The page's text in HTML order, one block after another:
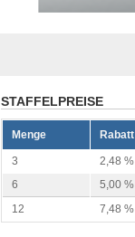
STAFFELPREISE
Menge Rabatt
3 2,48 %
6
5,00 %
12
7,48 %